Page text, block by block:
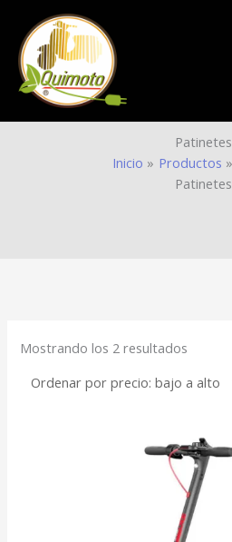
contenido
Patinetes
Inicio
Productos
Patinetes
Mostrando los 2 resultados